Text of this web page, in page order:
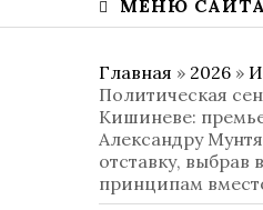
МЕНЮ САЙТА
Главная » 2026 »
Политическая
Кишиневе:
Александру
отставку, выбрав
принципам